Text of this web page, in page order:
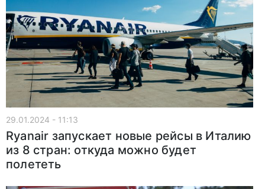
29.01.2024 - 11:13
Ryanair запускает новые рейсы в Италию
из 8 стран: откуда можно будет
полететь